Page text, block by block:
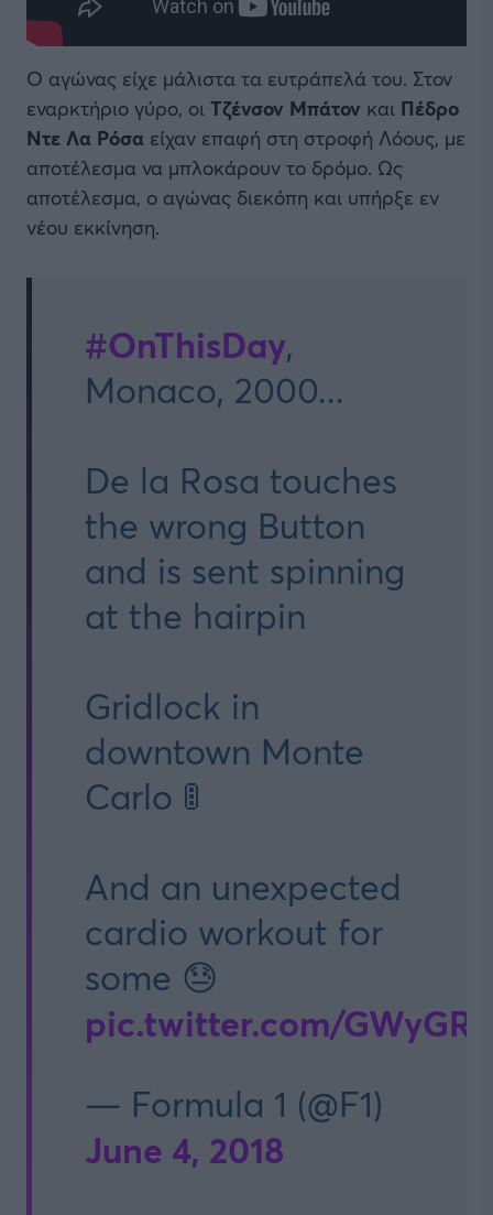
Ο αγώνας είχε μάλιστα τα ευτράπελά του. Στον
εναρκτήριο γύρο, οι Τζένσον Μπάτον και Πέδρο
Ντε Λα Ρόσα είχαν επαφή στη στροφή Λόους, με
αποτέλεσμα να μπλοκάρουν το δρόμο. Ως
αποτέλεσμα, ο αγώνας διεκόπη και υπήρξε εν
νέου εκκίνηση.
#OnThisDay,
Monaco, 2000...
De la Rosa touches
the wrong Button
and is sent spinning
at the hairpin
Gridlock in
downtown Monte
Carlo 🚦
And an unexpected
cardio workout for
some 😓
pic.twitter.com/
— Formula 1 (@F1)
June 4, 2018